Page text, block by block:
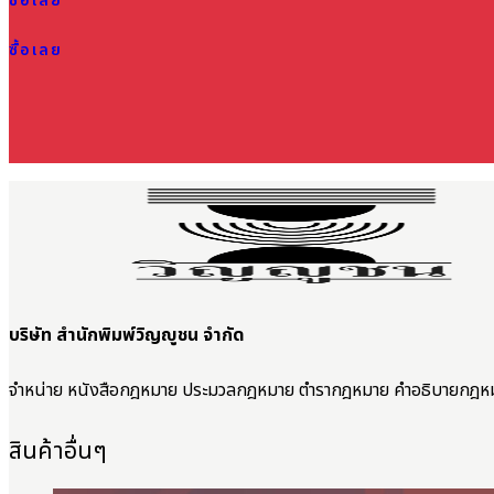
ซื้อเลย
บริษัท สำนักพิมพ์วิญญูชน จำกัด
จำหน่าย หนังสือกฎหมาย ประมวลกฎหมาย ตำรากฎหมาย คำอธิบายกฎห
สินค้าอื่นๆ